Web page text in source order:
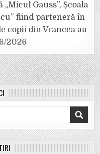
Gauss”, Școala
fiind parteneră în
copii din Vrancea au
2026